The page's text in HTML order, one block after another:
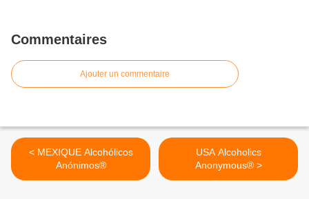
Commentaires
Ajouter un commentaire
< MEXIQUE Alcohólicos
Anónimos®
USA Alcoholics
Anonymous® >